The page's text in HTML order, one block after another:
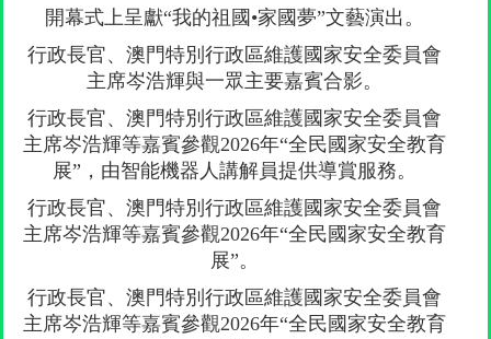
開幕式上呈獻“我的祖國•家國夢”文藝演出。
行政長官、澳門特別行政區維護國家安全委員會
主席岑浩輝與一眾主要嘉賓合影。
行政長官、澳門特別行政區維護國家安全委員會
主席岑浩輝等嘉賓參觀2026年“全民國家安全教育
展”，由智能機器人講解員提供導賞服務。
行政長官、澳門特別行政區維護國家安全委員會
主席岑浩輝等嘉賓參觀2026年“全民國家安全教育
展”。
行政長官、澳門特別行政區維護國家安全委員會
主席岑浩輝等嘉賓參觀2026年“全民國家安全教育